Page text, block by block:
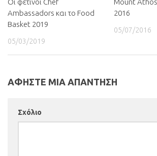
Oι φετινοί Chef
Ambassadors και το Food
Basket 2019
05/03/2019
Mount
2016
05/07/2016
ΑΦΗΣΤΕ ΜΙΑ ΑΠΑΝΤΗΣΗ
Σχόλιο